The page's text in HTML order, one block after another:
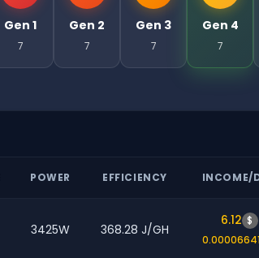
Gen 1
7
Gen 2
7
Gen 3
7
Gen 4
7
POWER EFFICIENCY INCOME/
3425W 368.28 J/GH
6.12 $